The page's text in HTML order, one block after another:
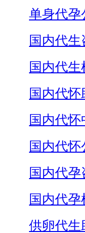
单身代孕
国内代生
国内代生
国内代怀
国内代怀
国内代怀
国内代孕
国内代孕
供卵代生